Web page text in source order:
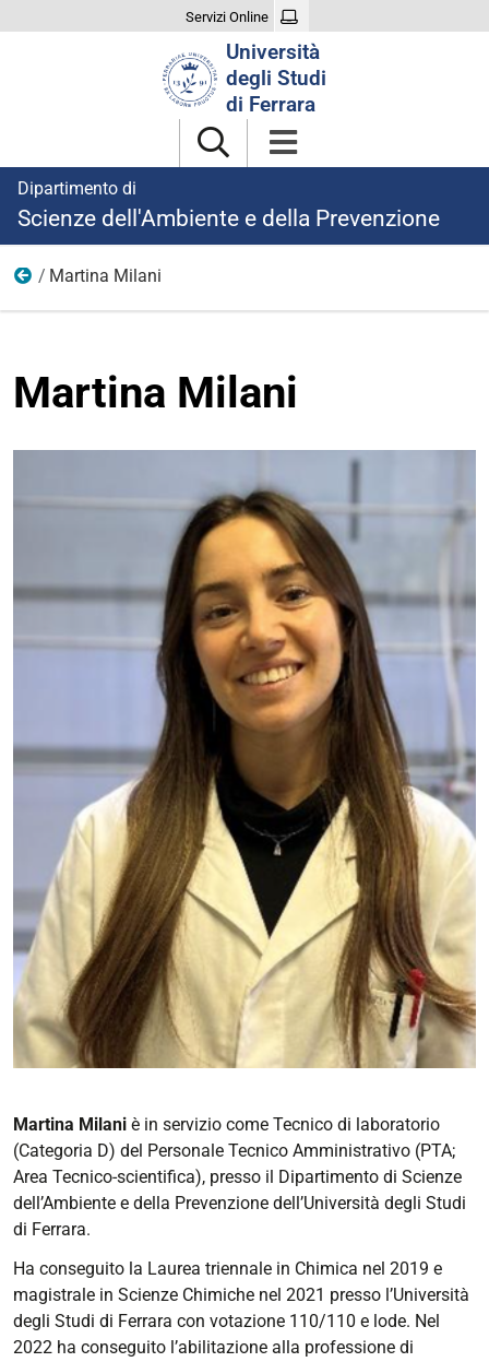
Servizi Online
Università
degli Studi
di Ferrara
Dipartimento di
Scienze dell'Ambiente e della Prevenzione
Personale Tecnico
Martina Milani
Martina Milani
Martina Milani è in servizio come Tecnico di laboratorio
(Categoria D) del Personale Tecnico Amministrativo (PTA;
Area Tecnico-scientifica), presso il Dipartimento di Scienze
dell’Ambiente e della Prevenzione dell’Università degli Studi
di Ferrara.
Ha conseguito la Laurea triennale in Chimica nel 2019 e
magistrale in Scienze Chimiche nel 2021 presso l’Università
degli Studi di Ferrara con votazione 110/110 e lode. Nel
2022 ha conseguito l’abilitazione alla professione di